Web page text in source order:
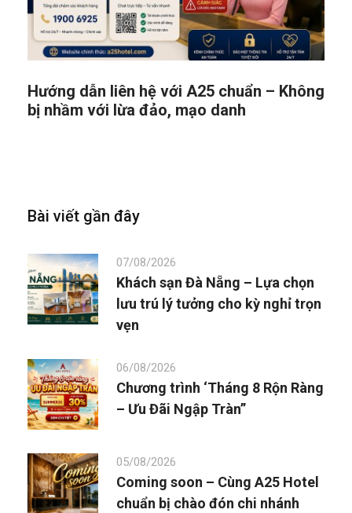
Hướng dẫn liên hệ với A25 chuẩn – Không
bị nhầm với lừa đảo, mạo danh
Bài viết gần đây
07/08/2026
Khách sạn Đà Nẵng – Lựa chọn
lưu trú lý tưởng cho kỳ nghỉ trọn
vẹn
06/08/2026
Chương trình ‘Tháng 8 Rộn Ràng
– Ưu Đãi Ngập Tràn”
05/08/2026
Coming soon – Cùng A25 Hotel
chuẩn bị chào đón chi nhánh